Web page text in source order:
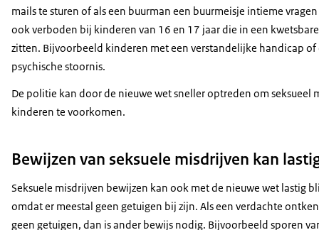
mails te sturen of als een buurman een buurmeisje intieme
ook verboden bij kinderen van 16 en 17 jaar die in een
zitten. Bijvoorbeeld kinderen met een verstandelijke handicap of
psychische stoornis.
De politie kan door de nieuwe wet sneller optreden om seksueel
kinderen te voorkomen.
Bewijzen van seksuele misdrijven kan
Seksuele misdrijven bewijzen kan ook met de nieuwe wet lastig
omdat er meestal geen getuigen bij zijn. Als een verdachte
geen getuigen, dan is ander bewijs nodig. Bijvoorbeeld sporen